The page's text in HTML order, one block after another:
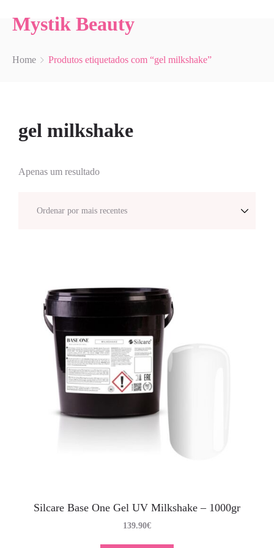
Mystik Beauty
Home Produtos etiquetados com “gel milkshake”
gel milkshake
Apenas um resultado
Silcare Base One Gel UV Milkshake – 1000gr
139.90€